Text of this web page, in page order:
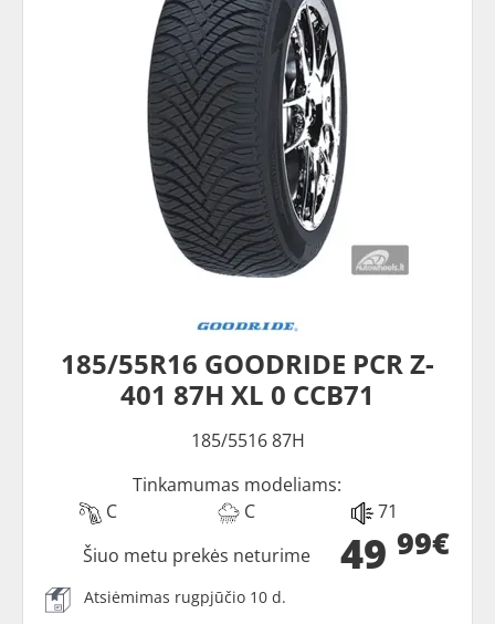
185/55R16 GOODRIDE PCR Z-
401 87H XL 0 CCB71
185/5516 87H
Tinkamumas modeliams:
C
C 71
49 99€
Šiuo metu prekės neturime
Atsiėmimas rugpjūčio 10 d.